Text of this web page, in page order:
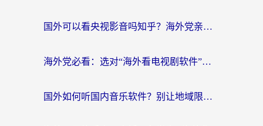
国外可以看央视影音吗知乎？海外党亲测有效的回国加速方案
海外党必看：选对“海外看电视剧软件”，再也不用愁国内剧刷不了
国外如何听国内音乐软件？别让地域限制，断了你的中文歌单